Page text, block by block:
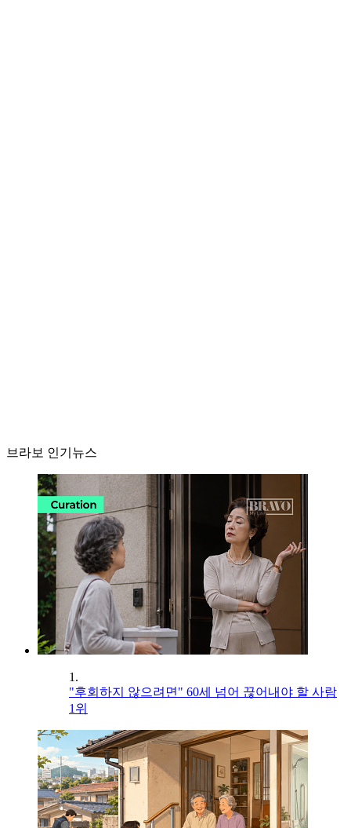
브라보 인기뉴스
1.
"후회하지 않으려면" 60세 넘어 끊어내야 할 사람
1위